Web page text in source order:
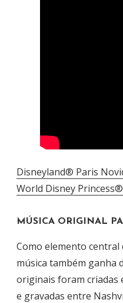
Disneyland® Paris
World Disney Princess®
MÚSICA ORIGINAL
Como elemento central
música também ganha
originais foram criadas
e gravadas entre